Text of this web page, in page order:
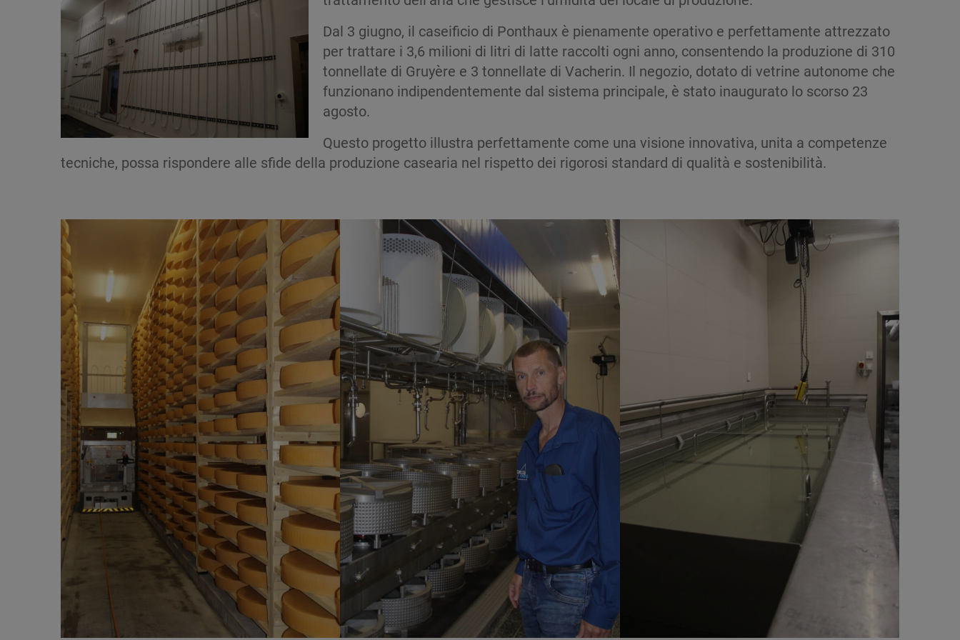
Dal 3 giugno, il caseificio di Ponthaux è pienamente operativo e perfettamente attrezzato
per trattare i 3,6 milioni di litri di latte raccolti ogni anno, consentendo la produzione di 310
tonnellate di Gruyère e 3 tonnellate di Vacherin. Il negozio, dotato di vetrine autonome che
funzionano indipendentemente dal sistema principale, è stato inaugurato lo scorso 23
agosto.
Questo progetto illustra perfettamente come una visione innovativa, unita a competenze
tecniche, possa rispondere alle sfide della produzione casearia nel rispetto dei rigorosi standard di qualità e sostenibilità.